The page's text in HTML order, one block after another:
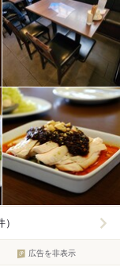
広告を非表示